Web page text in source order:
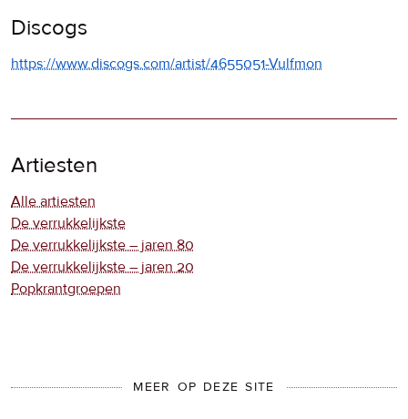
Discogs
https://www.discogs.com/artist/4655051-Vulfmon
Artiesten
Alle artiesten
De verrukkelijkste
De verrukkelijkste – jaren 80
De verrukkelijkste – jaren 20
Popkrantgroepen
MEER OP DEZE SITE